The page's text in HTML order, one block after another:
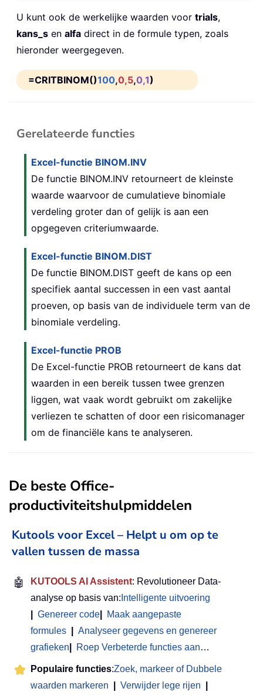
U kunt ook de werkelijke waarden voor trials,
kans_s en alfa direct in de formule typen, zoals
hieronder weergegeven.
=CRITBINOM()100,0,5,0,1)
Gerelateerde functies
Excel-functie BINOM.INV
De functie BINOM.INV retourneert de kleinste
waarde waarvoor de cumulatieve binomiale
verdeling groter dan of gelijk is aan een
opgegeven criteriumwaarde.
Excel-functie BINOM.DIST
De functie BINOM.DIST geeft de kans op een
specifiek aantal successen in een vast aantal
proeven, op basis van de individuele term van de
binomiale verdeling.
Excel-functie PROB
De Excel-functie PROB retourneert de kans dat
waarden in een bereik tussen twee grenzen
liggen, wat vaak wordt gebruikt om zakelijke
verliezen te schatten of door een risicomanager
om de financiële kans te analyseren.
De beste Office-
productiviteitshulpmiddelen
Kutools voor Excel – Helpt u om op te
vallen tussen de massa
🤖 KUTOOLS AI Assistent: Revolutioneer Data-
analyse op basis van: Intelligente uitvoering
Genereer code
Maak aangepaste
formules
Analyseer gegevens en genereer
grafieken
Roep Verbeterde functies aan…
Populaire functies:Zoek, markeer of Dubbele
waarden markeren
Verwijder lege rijen